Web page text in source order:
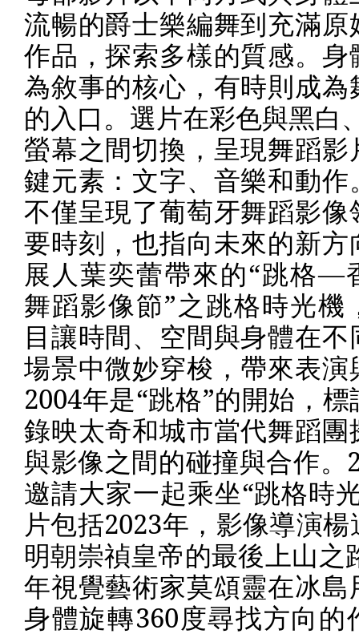
流暢的爵士樂編舞到充滿原
作品，探索多樣的質感。身
為敘事的核心，有時則成為
的入口。選片在彩色與黑白
螢幕之間切換，呈現舞蹈影
鍵元素：文字、音樂和動作
不僅呈現了葡萄牙舞蹈影像
要時刻，也指向未來的新方
展人葉奕蕾帶來的“跳格—
舞蹈影像節”之跳格時光機
目讓時間、空間與身體在不
場景中微妙穿梭，帶來表演
2004年是“跳格”的開始，
錄映太奇和城市當代舞蹈團
與影像之間的碰撞與合作。
邀請大家一起乘坐“跳格時
片包括2023年，影像導演楊
明朝崇禎皇帝的最後上山之
年視覺藝術家莫頌靈在冰島
身體旋轉360度尋找方向的